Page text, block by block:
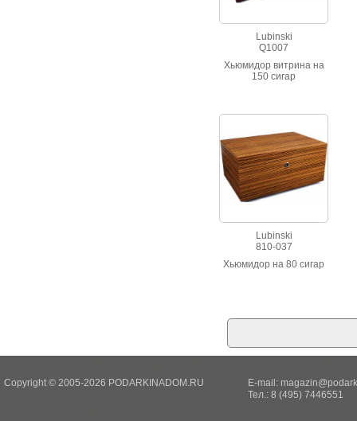
Lubinski
Q1007
Хьюмидор витрина на
150 сигар
Lubinski
810-037
Хьюмидор на 80 сигар
Copyright © 2005-2026 PODARKINADOM.RU E-mail:
Тел.: 8 (495) 7446551